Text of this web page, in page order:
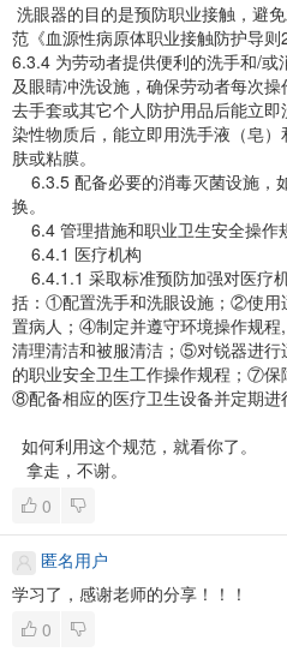
洗眼器的目的是预防职业接触，避免
范《血源性病原体职业接触防护导则
6.3.4 为劳动者提供便利的洗手和/或
及眼睛冲洗设施，确保劳动者每次
去手套或其它个人防护用品后能立
染性物质后，能立即用洗手液（皂
肤或粘膜。
6.3.5 配备必要的消毒灭菌设施，
换。
6.4 管理措施和职业卫生安全操作
6.4.1 医疗机构
6.4.1.1 采取标准预防加强对医疗
括：①配置洗手和洗眼设施；②使
置病人；④制定并遵守环境操作规程
清理清洁和被服清洁；⑤对锐器进
的职业安全卫生工作操作规程；⑦保
⑧配备相应的医疗卫生设备并定期进
如何利用这个规范，就看你了。
拿走，不谢。
0
匿名用户
学习了，感谢老师的分享！！！
0